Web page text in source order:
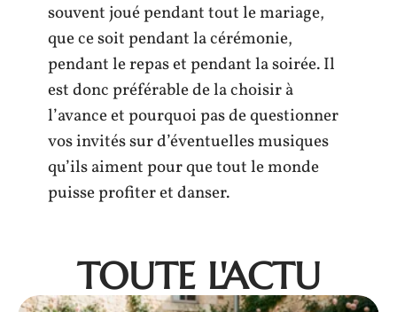
souvent joué pendant tout le mariage,
que ce soit pendant la cérémonie,
pendant le repas et pendant la soirée. Il
est donc préférable de la choisir à
l’avance et pourquoi pas de questionner
vos invités sur d’éventuelles musiques
qu’ils aiment pour que tout le monde
puisse profiter et danser.
TOUTE L'ACTU